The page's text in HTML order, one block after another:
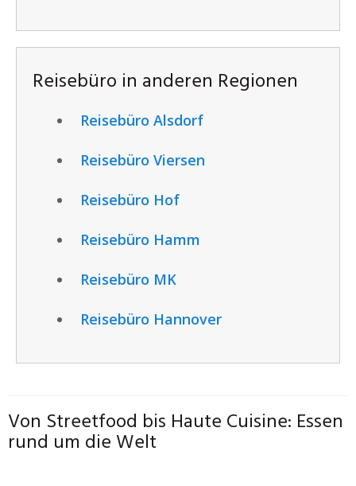
Reisebüro in anderen Regionen
Reisebüro Alsdorf
Reisebüro Viersen
Reisebüro Hof
Reisebüro Hamm
Reisebüro MK
Reisebüro Hannover
Von Streetfood bis Haute Cuisine: Essen
rund um die Welt